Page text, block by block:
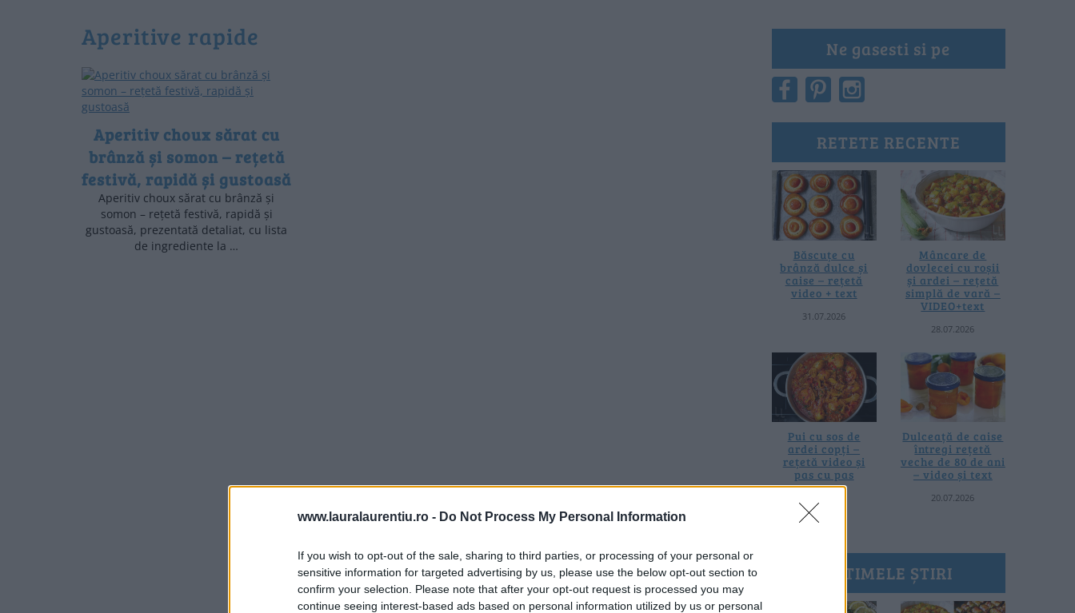
www.lauralaurentiu.ro - Do Not Process My Personal Information
If you wish to opt-out of the sale, sharing to third parties, or processing of your personal or
sensitive information for targeted advertising by us, please use the below opt-out section to
confirm your selection. Please note that after your opt-out request is processed you may
continue seeing interest-based ads based on personal information utilized by us or personal
aperitive rapide
Aperitiv choux sărat cu
brânză și somon – rețetă
festivă, rapidă și gustoasă
Aperitiv choux sărat cu brânză și
somon – rețetă festivă, rapidă și
gustoasă, prezentată detaliat, cu lista
de ingrediente la …
Ne gasesti si pe
RETETE RECENTE
Băscuțe cu
brânză dulce și
caise – rețetă
video + text
31.07.2026
Mâncare de
dovlecei cu roșii
și ardei – rețetă
simplă de vară –
VIDEO+text
28.07.2026
Pui cu sos de
ardei copți –
rețetă video și
pas cu pas
Dulceață de caise
întregi rețetă
veche de 80 de ani
– video și text
20.07.2026
ULTIMELE ȘTIRI